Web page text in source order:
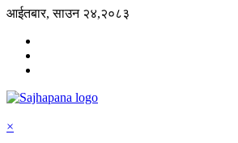
आईतबार, साउन २४,२०८३
×